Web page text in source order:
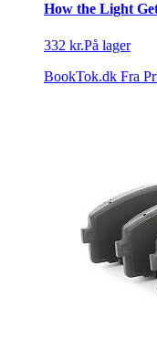
How the Light
332 kr.På lager
BookTok.dk Fra